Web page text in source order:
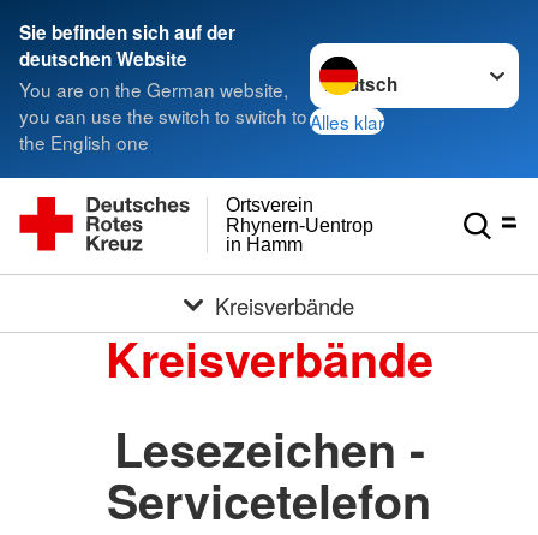
Sie befinden sich auf der
deutschen Website
You are on the German website,
you can use the switch to switch to
the English one
Sprache wechseln zu
Alles klar
in Hamm
Rhynern-Uentrop
Ortsverein
Kreisverbände
Kreisverbände
Lesezeichen -
Servicetelefon